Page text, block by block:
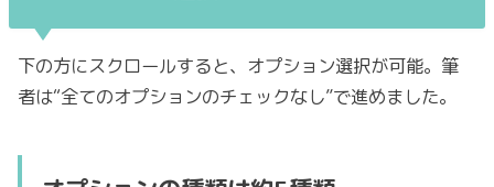
下の方にスクロールすると、オプション選択が可能。筆
者は“全てのオプションのチェックなし”で進めました。